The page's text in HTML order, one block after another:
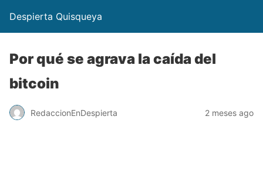
Despierta Quisqueya
Por qué se agrava la caída del
bitcoin
RedaccionEnDespierta 2 meses ago